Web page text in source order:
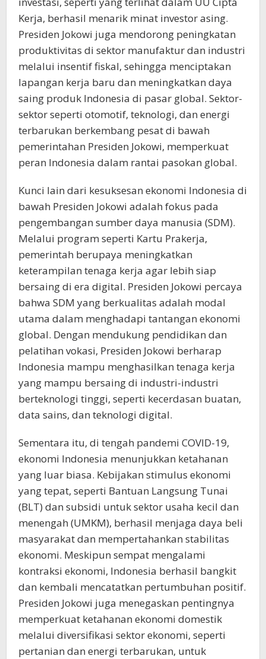
Kerja, berhasil menarik minat investor asing.
Presiden Jokowi juga mendorong peningkatan
produktivitas di sektor manufaktur dan industri
melalui insentif fiskal, sehingga menciptakan
lapangan kerja baru dan meningkatkan daya
saing produk Indonesia di pasar global. Sektor-
sektor seperti otomotif, teknologi, dan energi
terbarukan berkembang pesat di bawah
pemerintahan Presiden Jokowi, memperkuat
peran Indonesia dalam rantai pasokan global.
Kunci lain dari kesuksesan ekonomi Indonesia di
bawah Presiden Jokowi adalah fokus pada
pengembangan sumber daya manusia (SDM).
Melalui program seperti Kartu Prakerja,
pemerintah berupaya meningkatkan
keterampilan tenaga kerja agar lebih siap
bersaing di era digital. Presiden Jokowi percaya
bahwa SDM yang berkualitas adalah modal
utama dalam menghadapi tantangan ekonomi
global. Dengan mendukung pendidikan dan
pelatihan vokasi, Presiden Jokowi berharap
Indonesia mampu menghasilkan tenaga kerja
yang mampu bersaing di industri-industri
berteknologi tinggi, seperti kecerdasan buatan,
data sains, dan teknologi digital.
Sementara itu, di tengah pandemi COVID-19,
ekonomi Indonesia menunjukkan ketahanan
yang luar biasa. Kebijakan stimulus ekonomi
yang tepat, seperti Bantuan Langsung Tunai
(BLT) dan subsidi untuk sektor usaha kecil dan
menengah (UMKM), berhasil menjaga daya beli
masyarakat dan mempertahankan stabilitas
ekonomi. Meskipun sempat mengalami
kontraksi ekonomi, Indonesia berhasil bangkit
dan kembali mencatatkan pertumbuhan positif.
Presiden Jokowi juga menegaskan pentingnya
memperkuat ketahanan ekonomi domestik
melalui diversifikasi sektor ekonomi, seperti
pertanian dan energi terbarukan, untuk